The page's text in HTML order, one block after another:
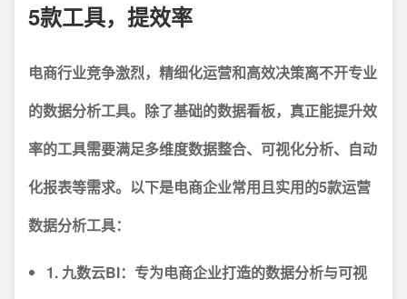
5款工具，提效率
电商行业竞争激烈，精细化运营和高效决策离不开专业
的数据分析工具。除了基础的数据看板，真正能提升效
率的工具需要满足多维度数据整合、可视化分析、自动
化报表等需求。以下是电商企业常用且实用的5款运营
数据分析工具：
1. 九数云BI：专为电商企业打造的数据分析与可视